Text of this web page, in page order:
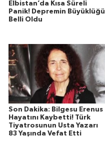
Elbistan’da Kısa Süreli
Panik! Depremin Büyüklüğü
Belli Oldu
Son Dakika: Bilgesu Erenus
Hayatını Kaybetti! Türk
Tiyatrosunun Usta Yazarı
83 Yaşında Vefat Etti